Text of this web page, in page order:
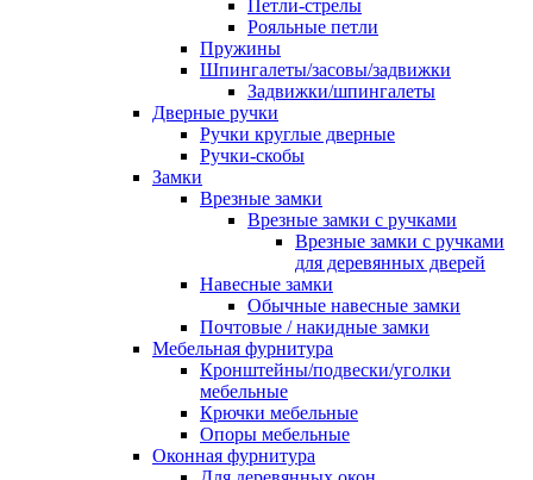
Петли-стрелы
Рояльные петли
Пружины
Шпингалеты/засовы/задвижки
Задвижки/шпингалеты
Дверные ручки
Ручки круглые дверные
Ручки-скобы
Замки
Врезные замки
Врезные замки с ручками
Врезные замки с ручками
для деревянных дверей
Навесные замки
Обычные навесные замки
Почтовые / накидные замки
Мебельная фурнитура
Кронштейны/подвески/уголки
мебельные
Крючки мебельные
Опоры мебельные
Оконная фурнитура